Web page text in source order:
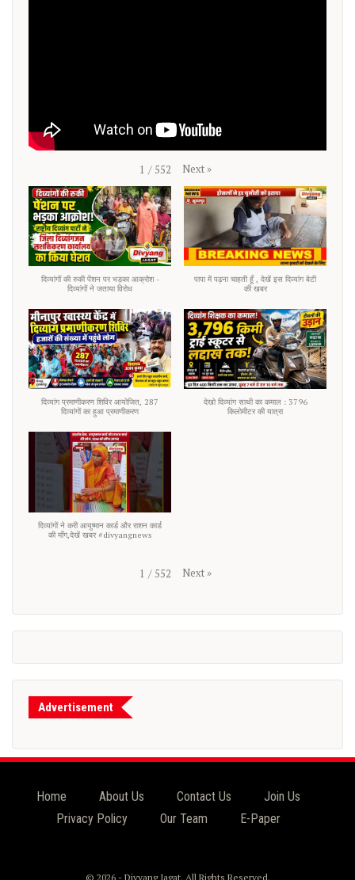
1 / 552 Next »
दिव्यांगों की रुकी पेंशन पर भड़का आक्रोश -
दिव्यांगों ने जताया विरोध
पापा में पढ़ना चाहती हूँ , देखें इस दिव्यांग बेटी
की खबर
दिव्यांग प्रमाणीकरण शिविर आयोजित, 287
दिव्यांगों का हुआ प्रमाणीकरण
देखो दिव्यांग साथी का कमाल : 3796
किलोमीटर की यात्रा
दिव्यांगों ने करी आयुष्मान कार्ड और राशन कार्ड
की माँग,देखें खबर #divyangnews
1 / 552 Next »
Advertisement
Home About Us Contact Us
Join Us
Privacy Policy
Our Team E-Paper
© 2026 - Divyang Jagat. All Rights Reserved.